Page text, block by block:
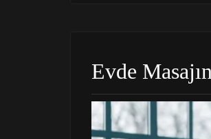
Evde